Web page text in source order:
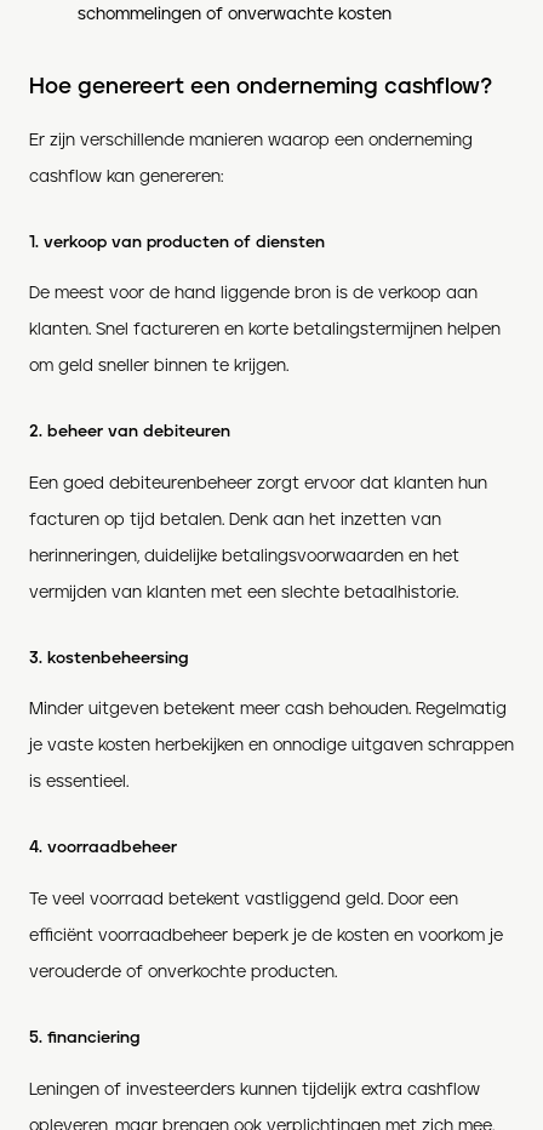
schommelingen of onverwachte kosten
Hoe genereert een onderneming cashflow?
Er zijn verschillende manieren waarop een onderneming
cashflow kan genereren:
1. verkoop van producten of diensten
De meest voor de hand liggende bron is de verkoop aan
klanten. Snel factureren en korte betalingstermijnen helpen
om geld sneller binnen te krijgen.
2. beheer van debiteuren
Een goed debiteurenbeheer zorgt ervoor dat klanten hun
facturen op tijd betalen. Denk aan het inzetten van
herinneringen, duidelijke betalingsvoorwaarden en het
vermijden van klanten met een slechte betaalhistorie.
3. kostenbeheersing
Minder uitgeven betekent meer cash behouden. Regelmatig
je vaste kosten herbekijken en onnodige uitgaven schrappen
is essentieel.
4. voorraadbeheer
Te veel voorraad betekent vastliggend geld. Door een
efficiënt voorraadbeheer beperk je de kosten en voorkom je
verouderde of onverkochte producten.
5. financiering
Leningen of investeerders kunnen tijdelijk extra cashflow
opleveren, maar brengen ook verplichtingen met zich mee.